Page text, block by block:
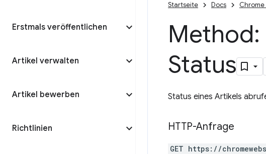
Erstmals veröffentlichen
Artikel verwalten
Artikel bewerben
Richtlinien
Startseite Docs Chrome
Method:
Status
Status eines Artikels
HTTP-Anfrage
GET https://